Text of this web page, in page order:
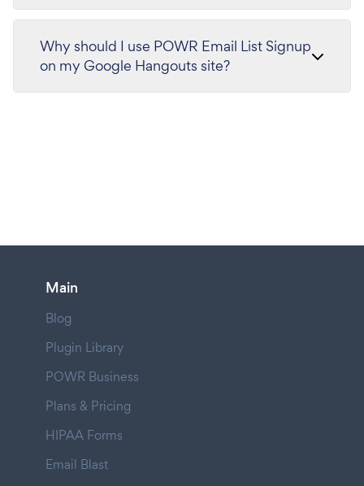
Why should I use POWR Email List Signup
on my Google Hangouts site?
Main
Blog
Plugin Library
POWR Business
Plans & Pricing
HIPAA Forms
Email Blast